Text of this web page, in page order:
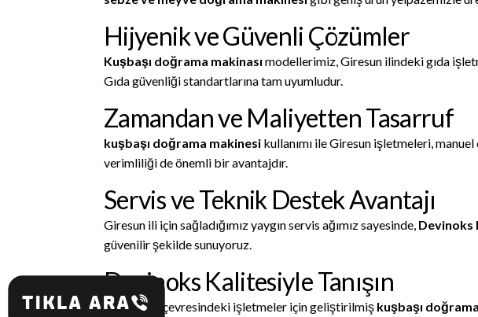
Hijyenik ve Güvenli Çözümler
Kuşbaşı doğrama makinası modellerimiz, Giresun ilindeki gıda
Gıda güvenliği standartlarına tam uyumludur.
Zamandan ve Maliyetten Tasarruf
kuşbaşı doğrama makinesi kullanımı ile Giresun işletmeleri,
verimliliği de önemli bir avantajdır.
Servis ve Teknik Destek Avantajı
Giresun ili için sağladığımız yaygın servis ağımız sayesinde, Devinoks
güvenilir şekilde sunuyoruz.
Devinoks Kalitesiyle Tanışın
Giresun ve çevresindeki işletmeler için geliştirilmiş kuşbaşı